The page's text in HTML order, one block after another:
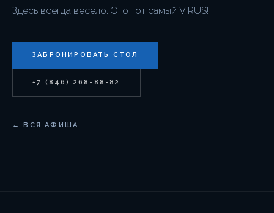
Здесь всегда весело. Это тот самый ViRUS!
ЗАБРОНИРОВАТЬ СТОЛ
+7 (846) 268-88-82
← ВСЯ АФИША